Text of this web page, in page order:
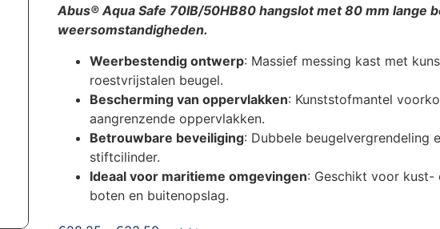
Abus® Aqua Safe 70IB/50HB80 hangslot met 80 mm lange
weersomstandigheden.
Weerbestendig ontwerp: Massief messing kast met
roestvrijstalen beugel.
Bescherming van oppervlakken: Kunststofmantel
aangrenzende oppervlakken.
Betrouwbare beveiliging: Dubbele beugelvergrendeling
stiftcilinder.
Ideaal voor maritieme omgevingen: Geschikt voor kust-
boten en buitenopslag.